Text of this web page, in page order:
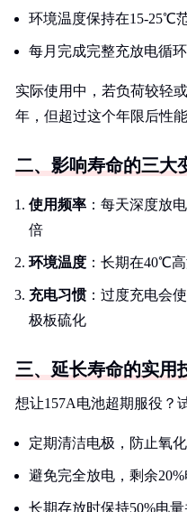
环境温度保持在15-25℃
每月完成完整充放电循
实际使用中，若负荷较轻
年，但超过这个年限后性
二、影响寿命的三大
使用频率 ：每天深度放
倍
环境温度 ：长期在40℃
充电习惯：过度充电会
极板硫化
三、延长寿命的实用
想让157A电池超期服役？
定期清洁电极，防止氧
避免完全放电，剩余
长期存放时保持50%电